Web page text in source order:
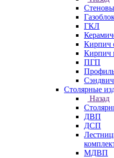
ГКЛ
Кирпич
Кирпич
ПГП
Столярные
Назад
ДВП
ДСП
МДВП